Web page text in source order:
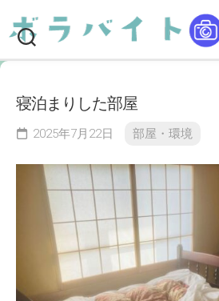
content
寝泊まりした部屋
2025年7月22日 部屋・環境